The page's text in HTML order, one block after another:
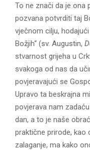
To ne znači da je ona
pozvana potvrditi taj
vječnom cilju,
Božjih“ (sv. Augustin,
stvarnost grijeha u
svakoga od nas da
povjeravajući se
Upravo ta beskrajna
povjerava nam
dan, a to je naše
praktične prirode, kao
zalaganje, ma kako